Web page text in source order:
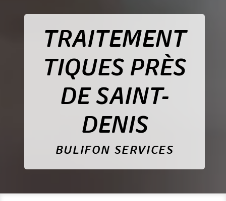
TRAITEMENT
TIQUES PRÈS
DE SAINT-
DENIS
BULIFON SERVICES